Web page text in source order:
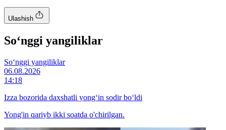
Ulashish
So‘nggi yangiliklar
So‘nggi yangiliklar
06.08.2026
14:18
Izza bozorida daxshatli yong‘in sodir bo‘ldi
Yong'in qariyb ikki soatda o'chirilgan.